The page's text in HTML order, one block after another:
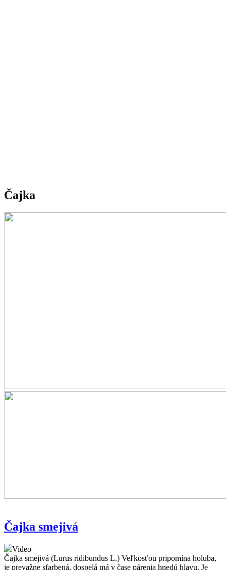
Čajka
Čajka smejivá
Video
Čajka smejivá (Lurus ridibundus L.) Veľkosťou pripomína holuba,
je prevažne sfarbená, dospelá má v čase párenia hnedú hlavu. Je